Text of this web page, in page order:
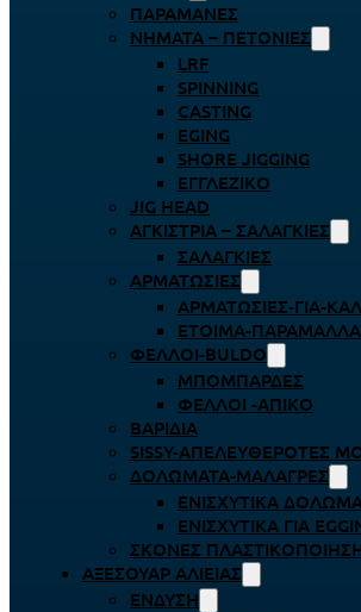
ΠΑΡΑΜΆΝΕΣ
ΝΉΜΑΤΑ – ΠΕΤΟΝΙΈΣ
LRF
SPINNING
CASTING
EGING
SHORE JIGGING
ΕΓΓΛΈΖΙΚΟ
JIG HEAD
ΑΓΚΊΣΤΡΙΑ – ΣΑΛΑΓΚΙΈΣ
ΣΑΛΑΓΚΙΈΣ
ΑΡΜΑΤΩΣΙΈΣ
ΑΡΜΑΤΩΣΙΈΣ-ΓΙΑ-
ΈΤΟΙΜΑ-ΠΑΡΆΜΑΛΛΑ
ΦΕΛΛΟΊ-BULDO
ΜΠΟΜΠΆΡΔΕΣ
ΦΕΛΛΟΊ -ΑΠΊΚΟ
ΒΑΡΊΔΙΑ
SISSY-ΑΠΕΛΕΥΘΕΡΟΤΈΣ
ΔΟΛΏΜΑΤΑ-ΜΑΛΆΓΡΕΣ
ΕΝΙΣΧΥΤΙΚΆ
ΕΝΙΣΧΥΤΙΚΆ ΓΙΑ
ΣΚΌΝΕΣ
ΑΞΕΣΟΥΆΡ ΑΛΙΕΊΑΣ
ΈΝΔΥΣΗ